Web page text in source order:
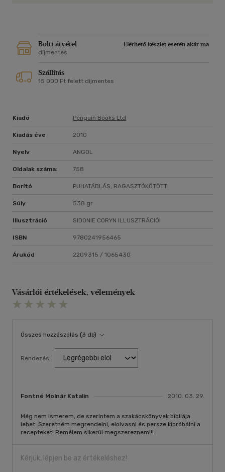
Bolti átvétel
Elérhető készlet esetén akár ma
díjmentes
Szállítás
15 000 Ft felett díjmentes
Kiadó Penguin Books Ltd
Kiadás éve 2010
Nyelv ANGOL
Oldalak száma: 758
Borító PUHATÁBLÁS, RAGASZTÓKÖTÖTT
Súly 538 gr
Illusztráció SIDONIE CORYN ILLUSZTRÁCIÓI
ISBN 9780241956465
Árukód 2209315 / 1065430
Vásárlói értékelések, vélemények
Összes hozzászólás (3 db)
Rendezés:
Fontné Molnár Katalin 2010. 03. 29.
Még nem ismerem, de szerintem a szakácskönyvek bibliája
lehet. Szeretném megrendelni, elolvasni és persze kipróbálni a
recepteket! Remélem sikerül megszereznem!!!
Kérjük, lépjen be az értékeléshez!